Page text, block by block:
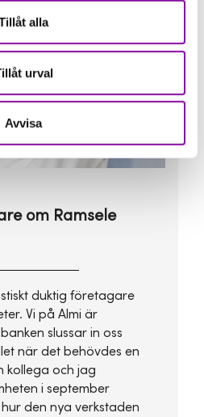
alla
urval
Avvisa
om Ramsele
duktig företagare
Vi på Almi är
slussar in oss
när det behövdes en
kollega och jag
i september
den nya verkstaden